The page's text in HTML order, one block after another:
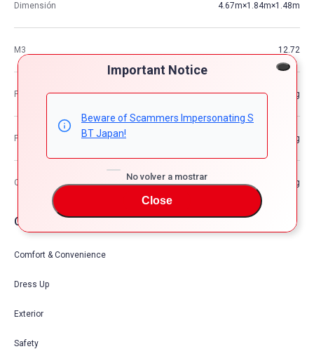
Important Notice
Beware of Scammers Impersonating S
BT Japan!
No volver a mostrar
Close
Dimensión 4.67m×1.84m×1.48m
M3 12.72
Peso del vehículo —kg
Peso bruto del vehículo —kg
Capacidad de carga máxima —kg
Opciones de coche
Comfort & Convenience
Dress Up
Exterior
Safety